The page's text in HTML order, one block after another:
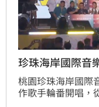
珍珠海岸國際音
桃園珍珠海岸國際
作歌手輪番開唱，